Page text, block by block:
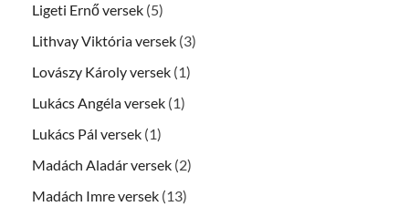
Ligeti Ernő versek (5)
Lithvay Viktória versek (3)
Lovászy Károly versek (1)
Lukács Angéla versek (1)
Lukács Pál versek (1)
Madách Aladár versek (2)
Madách Imre versek (13)